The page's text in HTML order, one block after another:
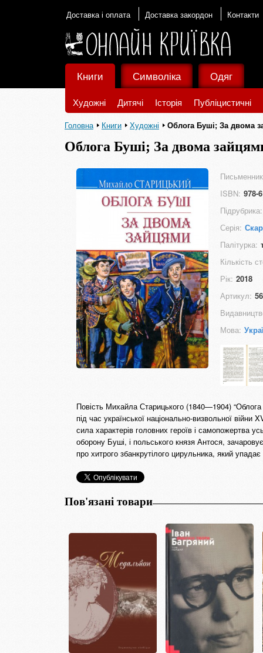
Доставка і оплата Доставка закордон Контакти
Книги
Художні Дитячі Історія Публіцистичні
Символіка Одяг
Головна Книги Художні Облога Буші; За двома
Облога Буші; За двома
ISBN: 978-
Підрубрика:
Серія:
Палітурка:
Кількість
Рік: 2018
Артикул:
Мова:
Повість Михайла Старицького (1840—1904) “Облога
під час української національно-визвольної
сила характерів головних героїв і самопожертва
оборону Буші, і польського князя Антося,
про хитрого збанкрутілого цирульника, який
Пов'язані товари